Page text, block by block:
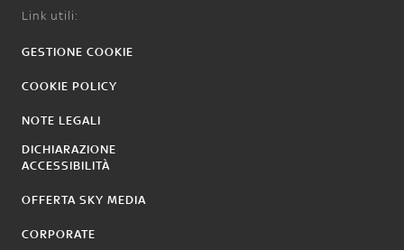
Link utili:
GESTIONE COOKIE
COOKIE POLICY
NOTE LEGALI
DICHIARAZIONE
ACCESSIBILITÀ
OFFERTA SKY MEDIA
CORPORATE